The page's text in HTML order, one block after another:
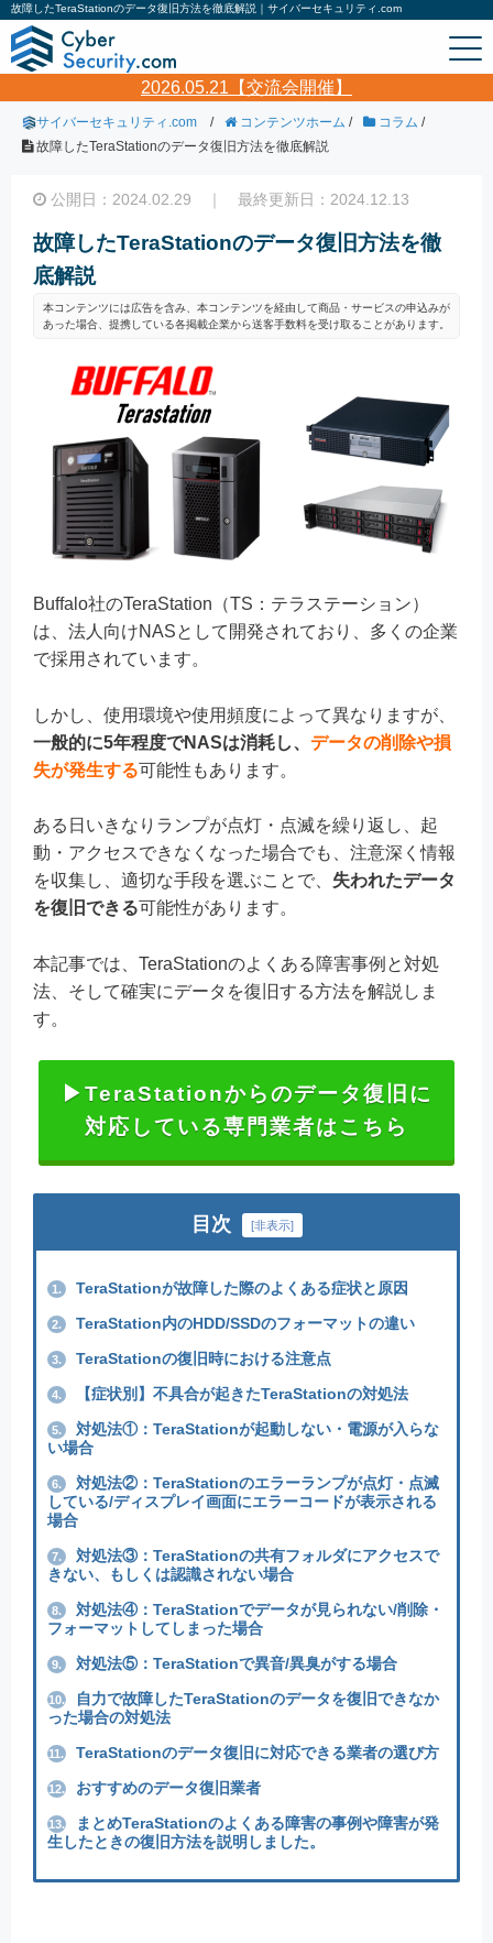
故障したTeraStationのデータ復旧方法を徹底解説｜サイバーセキュリティ.com
2026.05.21【交流会開催】
サイバーセキュリティ.com / コンテンツホーム / コラム /
故障したTeraStationのデータ復旧方法を徹底解説
公開日：2024.02.29 ｜ 最終更新日：2024.12.13
故障したTeraStationのデータ復旧方法を徹
底解説
本コンテンツには広告を含み、本コンテンツを経由して商品・サービスの申込みが
あった場合、提携している各掲載企業から送客手数料を受け取ることがあります。
Buffalo社のTeraStation（TS：テラステーション）
は、法人向けNASとして開発されており、多くの企業
で採用されています。
しかし、使用環境や使用頻度によって異なりますが、
一般的に5年程度でNASは消耗し、 データの削除や損
失が発生する可能性もあります。
ある日いきなりランプが点灯・点滅を繰り返し、起
動・アクセスできなくなった場合でも、注意深く情報
を収集し、適切な手段を選ぶことで、 失われたデータ
を復旧できる可能性があります。
本記事では、TeraStationのよくある障害事例と対処
法、そして確実にデータを復旧する方法を解説しま
す。
▶TeraStationからのデータ復旧に
対応している専門業者はこちら
目次 [非表示]
1. TeraStationが故障した際のよくある症状と原因
2. TeraStation内のHDD/SSDのフォーマットの違い
3. TeraStationの復旧時における注意点
4. 【症状別】不具合が起きたTeraStationの対処法
5.
対処法①：TeraStationが起動しない・電源が入らな
い場合
6.
対処法②：TeraStationのエラーランプが点灯・点滅
している/ディスプレイ画面にエラーコードが表示される
場合
7.
対処法③：TeraStationの共有フォルダにアクセスで
きない、もしくは認識されない場合
8.
対処法④：TeraStationでデータが見られない/削除・
フォーマットしてしまった場合
9. 対処法⑤：TeraStationで異音/異臭がする場合
10.
自力で故障したTeraStationのデータを復旧できなか
った場合の対処法
11. TeraStationのデータ復旧に対応できる業者の選び方
12. おすすめのデータ復旧業者
13.
まとめTeraStationのよくある障害の事例や障害が発
生したときの復旧方法を説明しました。